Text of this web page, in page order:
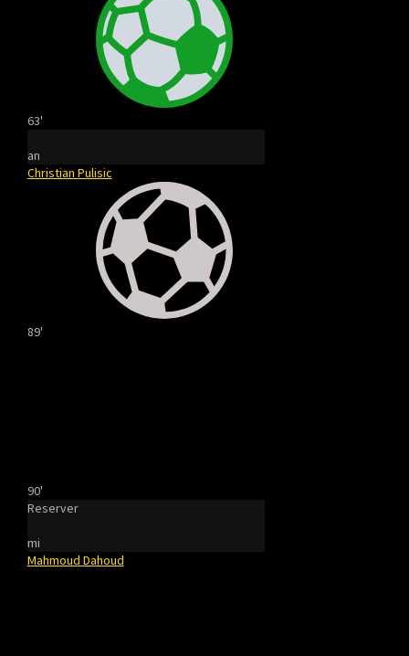
63'
an
Christian Pulisic
89'
90'
Reserver
mi
Mahmoud Dahoud